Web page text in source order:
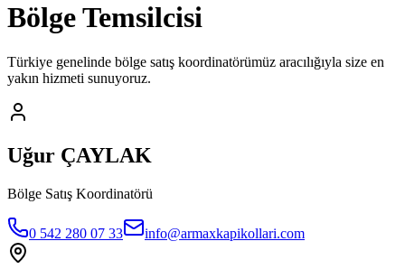
Bölge Temsilcisi
Türkiye genelinde bölge satış koordinatörümüz aracılığıyla size en
yakın hizmeti sunuyoruz.
Uğur ÇAYLAK
Bölge Satış Koordinatörü
0 542 280 07 33 info@armaxkapikollari.com